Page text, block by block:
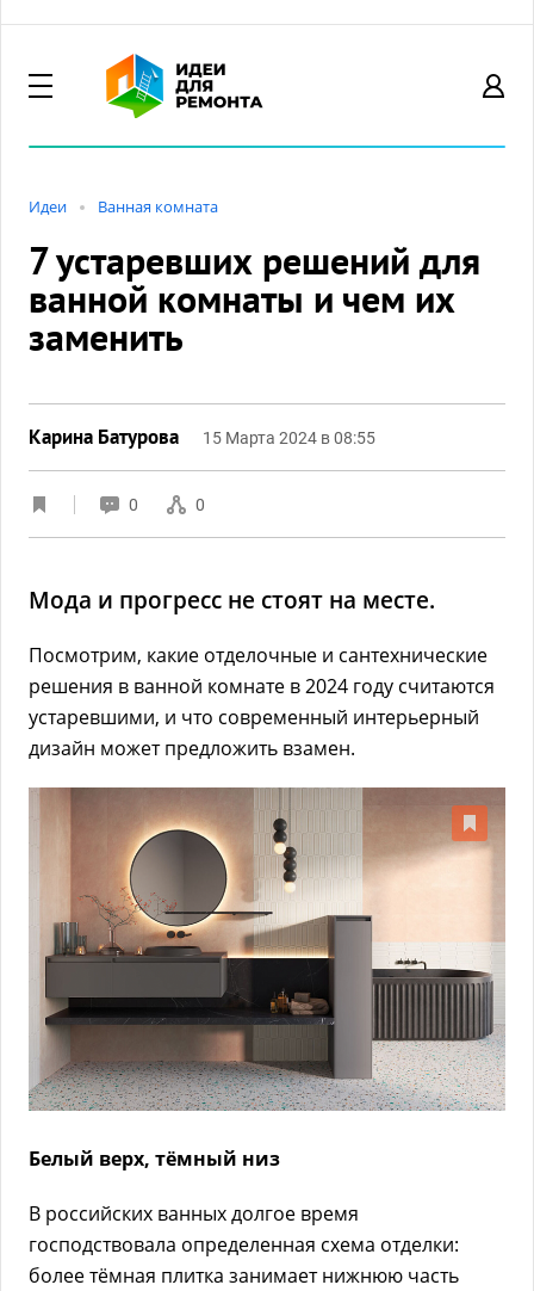
Идеи Ванная комната
7 устаревших решений для
ванной комнаты и чем их
заменить
Карина Батурова 15 Марта 2024 в 08:55
0 0
Мода и прогресс не стоят на месте.
Посмотрим, какие отделочные и сантехнические
решения в ванной комнате в 2024 году считаются
устаревшими, и что современный интерьерный
дизайн может предложить взамен.
Белый верх, тёмный низ
В российских ванных долгое время
господствовала определенная схема отделки:
более тёмная плитка занимает нижнюю часть